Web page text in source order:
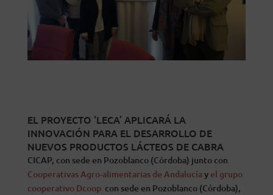
EL PROYECTO ‘LECA’ APLICARÁ LA
INNOVACIÓN PARA EL DESARROLLO DE
NUEVOS PRODUCTOS LÁCTEOS DE CABRA
CICAP, con sede en Pozoblanco (Córdoba) junto con
Cooperativas Agro-alimentarias de Andalucíay el grupo
cooperativo Dcoopcon sede en Pozoblanco (Córdoba),